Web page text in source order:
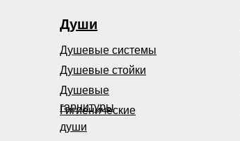
Души
Душевые
гарнитуры
Душевые системы
Гигиенические
души
Душевые стойки